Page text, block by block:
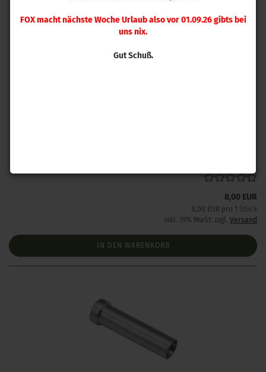
FOX macht nächste Woche Urlaub also vor 01.09.26 gibts bei
uns nix.
Gut Schuß.
8,00 EUR
8,00 EUR pro 1 Stück
inkl. 19% MwSt. zzgl. Versand
IN DEN WARENKORB